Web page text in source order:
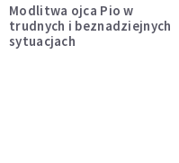
Modlitwa ojca Pio w
trudnych i beznadziejnych
sytuacjach